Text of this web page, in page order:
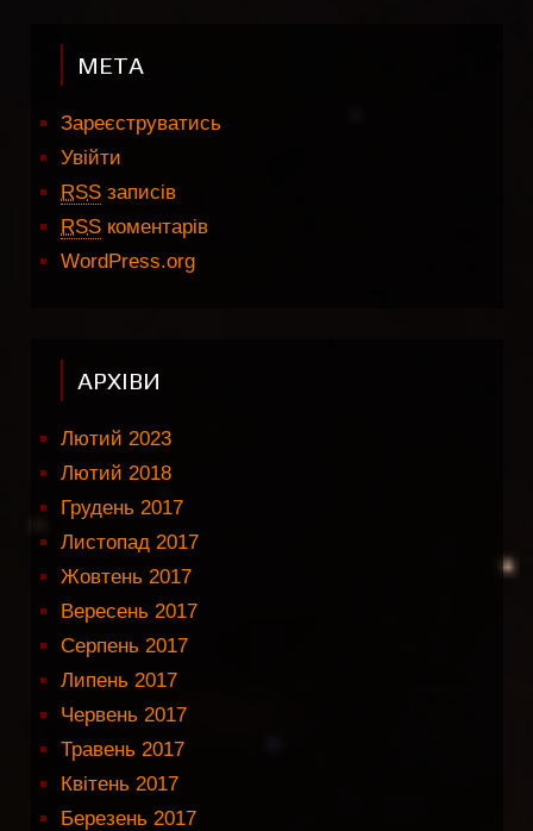
МЕТА
Зареєструватись
Увійти
RSS записів
RSS коментарів
WordPress.org
АРХІВИ
Лютий 2023
Лютий 2018
Грудень 2017
Листопад 2017
Жовтень 2017
Вересень 2017
Серпень 2017
Липень 2017
Червень 2017
Травень 2017
Квітень 2017
Березень 2017